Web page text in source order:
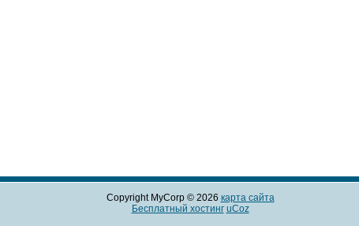
Copyright MyCorp © 2026 карта сайта
Бесплатный хостинг uCoz